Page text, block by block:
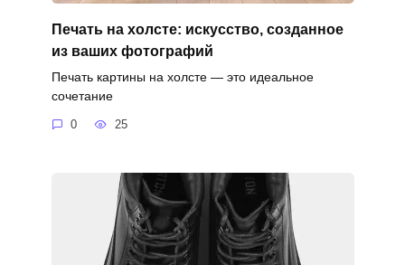
Печать на холсте: искусство, созданное
из ваших фотографий
Печать картины на холсте — это идеальное
сочетание
0 25